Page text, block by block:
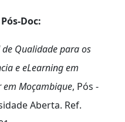
Doc:
de Qualidade para os
e eLearning em
em Moçambique, Pós -
Aberta. Ref.